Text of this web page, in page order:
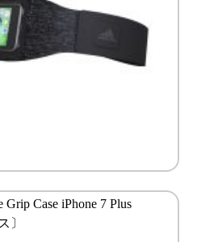
Grip Case iPhone 7 Plus
〕